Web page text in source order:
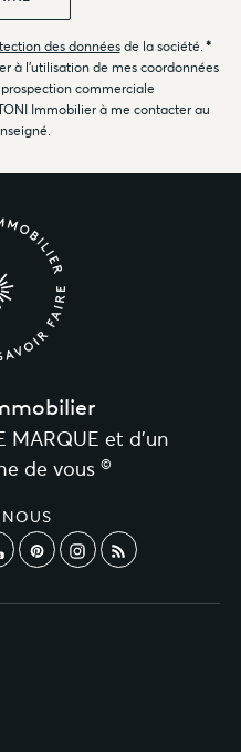
des donnéesde la société. *
à l'utilisation de mes coordonnées
commerciale
Immobilier à me contacter au
MARQUE et d’un
de vous ©